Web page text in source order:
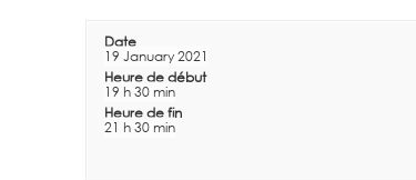
Date
19 January 2021
Heure de début
19 h 30 min
Heure de fin
21 h 30 min